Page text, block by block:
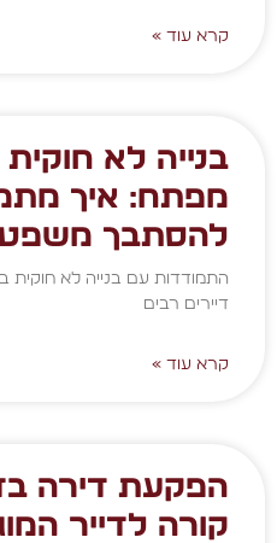
קרא עוד »
בנייה לא
מפתח: איך
להסתבך
התמודדות עם בנייה לא חוקית
דיירים רבים
קרא עוד »
הפקעת דירה
קורה לדייר